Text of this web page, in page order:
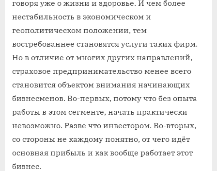
говоря уже о жизни и здоровье. И чем более
нестабильность в экономическом и
геополитическом положении, тем
востребованнее становятся услуги таких фирм.
Но в отличие от многих других направлений,
страховое предпринимательство менее всего
становится объектом внимания начинающих
бизнесменов. Во-первых, потому что без опыта
работы в этом сегменте, начать практически
невозможно. Разве что инвестором. Во-вторых,
со стороны не каждому понятно, от чего идёт
основная прибыль и как вообще работает этот
бизнес.